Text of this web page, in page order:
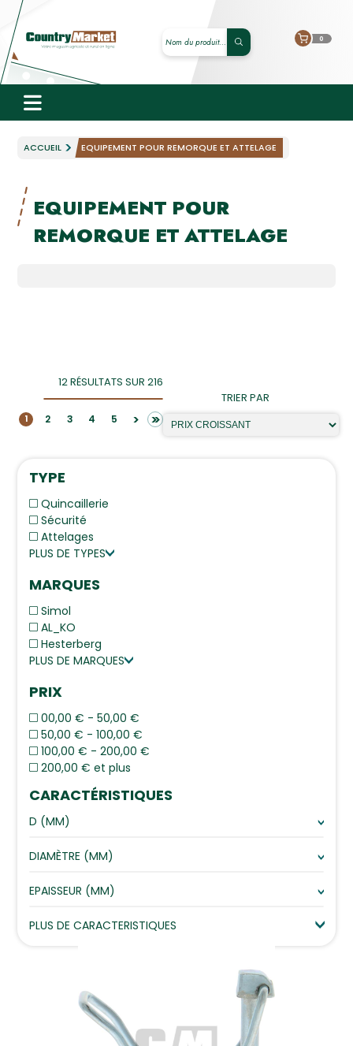
0
ACCUEIL EQUIPEMENT POUR REMORQUE ET ATTELAGE
EQUIPEMENT POUR
REMORQUE ET ATTELAGE
TRIER PAR
12 RÉSULTATS SUR 216
1 2 3 4 5 > >>
TYPE
Quincaillerie
Sécurité
Attelages
PLUS DE TYPES
MARQUES
Simol
AL_KO
Hesterberg
PLUS DE MARQUES
PRIX
00,00 € - 50,00 €
50,00 € - 100,00 €
100,00 € - 200,00 €
200,00 € et plus
CARACTÉRISTIQUES
D (MM)
DIAMÈTRE (MM)
EPAISSEUR (MM)
PLUS DE CARACTERISTIQUES